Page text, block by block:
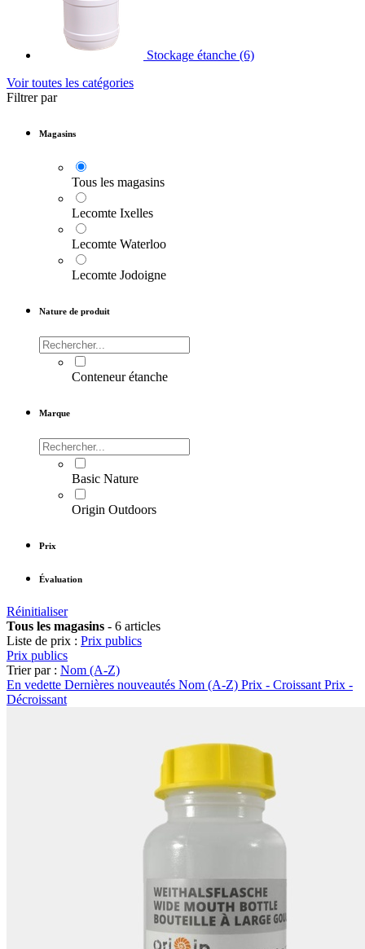
Stockage étanche (6)
Voir toutes les catégories
Filtrer par
Magasins
Tous les magasins
Lecomte Ixelles
Lecomte Waterloo
Lecomte Jodoigne
Nature de produit
Conteneur étanche
Marque
Basic Nature
Origin Outdoors
Prix
Évaluation
Réinitialiser
Tous les magasins - 6 articles
Liste de prix : Prix publics
Prix publics
Trier par : Nom (A-Z)
En vedette Dernières nouveautés Nom (A-Z) Prix - Croissant Prix -
Décroissant